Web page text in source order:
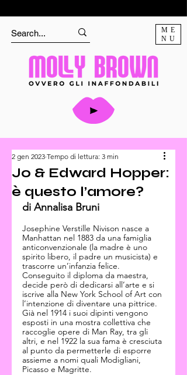
ME
NU
Jo & Edward Hopper:
è questo l’amore?
2 gen 2023 Tempo di lettura: 3 min
di Annalisa Bruni
Josephine Verstille Nivison nasce a
Manhattan nel 1883 da una famiglia
anticonvenzionale (la madre è uno
spirito libero, il padre un musicista) e
trascorre un’infanzia felice.
Conseguito il diploma da maestra,
decide però di dedicarsi all’arte e si
iscrive alla New York School of Art con
l’intenzione di diventare una pittrice.
Già nel 1914 i suoi dipinti vengono
esposti in una mostra collettiva che
raccoglie opere di Man Ray, tra gli
altri, e nel 1922 la sua fama è cresciuta
al punto da permetterle di esporre
assieme a nomi quali Modigliani,
Picasso e Magritte.